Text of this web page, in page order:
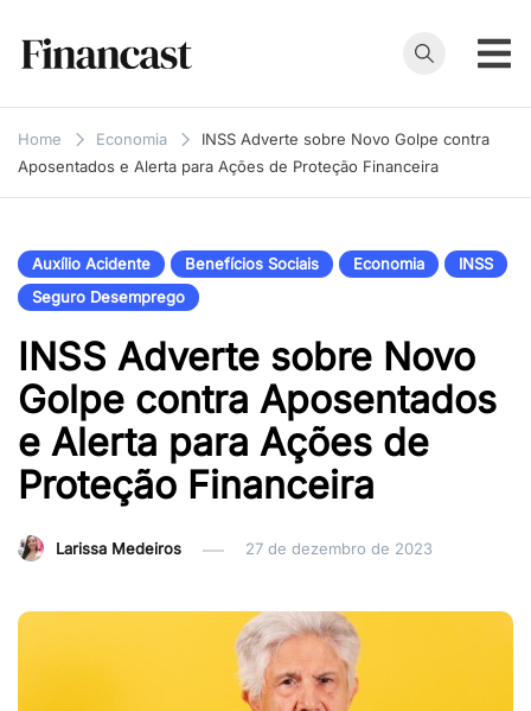
Financast
empréstimos,
as nossas
avaliações e
serviços
financeiros.
Home Economia
INSS Adverte sobre Novo Golpe contra
Aposentados e Alerta para Ações de Proteção Financeira
Auxílio Acidente Benefícios Sociais Economia
INSS
Seguro Desemprego
INSS Adverte sobre Novo
Golpe contra Aposentados
e Alerta para Ações de
Proteção Financeira
Larissa Medeiros 27 de dezembro de 2023